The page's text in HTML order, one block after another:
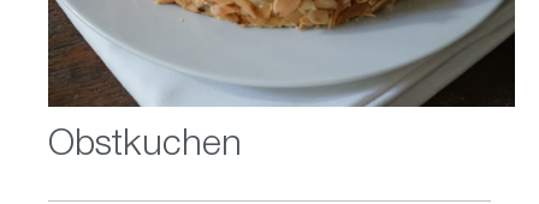
Obstkuchen